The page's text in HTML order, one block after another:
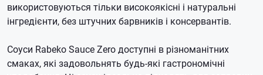
використовуються тільки високоякісні і натуральні
інгредієнти, без штучних барвників і консервантів.
Соуси Rabeko Sauce Zero доступні в різноманітних
смаках, які задовольнять будь-які гастрономічні